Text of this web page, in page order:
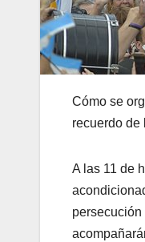
Cómo se
recuerdo de
A las 11 de